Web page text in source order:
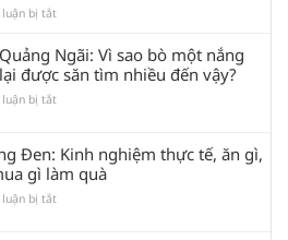
luận bị tắtở
ngon
Huệ
Tâm
Măng
gì?
Review
một
Ngãi: Vì sao bò một nắng
được săn tìm nhiều đến vậy?
luận bị tắtở
Quảng
Ngãi:
Vì
sao
Đen: Kinh nghiệm thực tế, ăn gì,
gì làm quà
luận bị tắtở